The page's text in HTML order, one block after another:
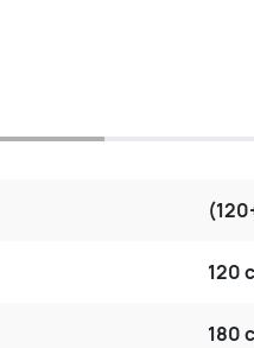
120
180